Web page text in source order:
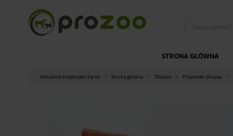
STRONA GŁÓWNA
Aktualnie znajdujesz się na Strona główna Dla psa Przysmaki dla psa